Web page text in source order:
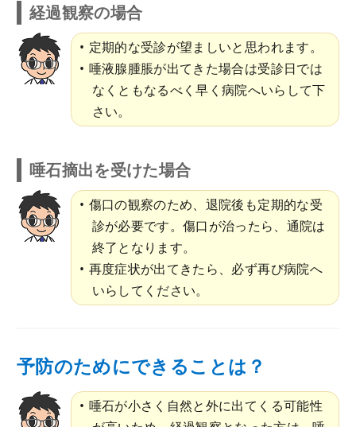
経過観察の場合
定期的な受診が望ましいと思われます。
唾液腺腫脹が出てきた場合は受診日では
なくともなるべく早く病院へいらして下
さい。
唾石摘出を受けた場合
傷口の観察のため、退院後も定期的な受
診が必要です。傷口が治ったら、通院は
終了となります。
再度症状が出てきたら、必ず再び病院へ
いらしてください。
予防のためにできることは？
唾石が小さく自然と外に出てくる可能性